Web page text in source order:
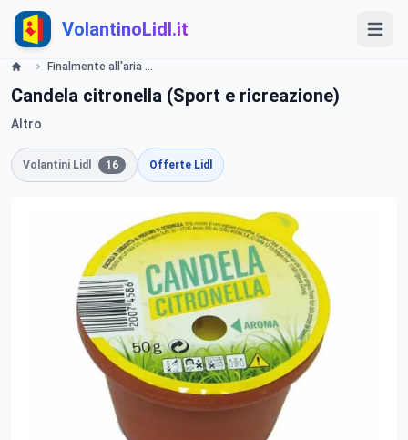
VolantinoLidl.it
Finalmente all'aria aperta - LIDL Catalogue - Offerte valide dall11 aprile 2019 Lidl
Candela citronella (Sport e ricreazione)
Altro
Volantini Lidl 16 Offerte Lidl